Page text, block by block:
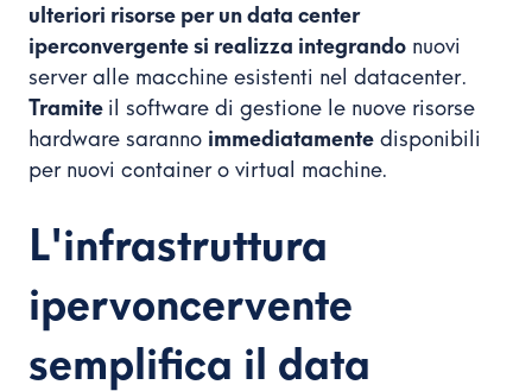
ulteriori risorse per un data center
iperconvergente si realizza integrando nuovi
server alle macchine esistenti nel datacenter.
Tramite il software di gestione le nuove risorse
hardware saranno immediatamente disponibili
per nuovi container o virtual machine.
L'infrastruttura
ipervoncervente
semplifica il data